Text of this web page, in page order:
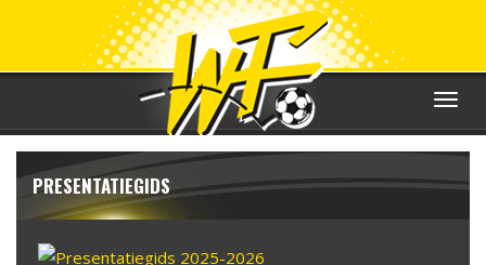
Toggle
PRESENTATIEGIDS